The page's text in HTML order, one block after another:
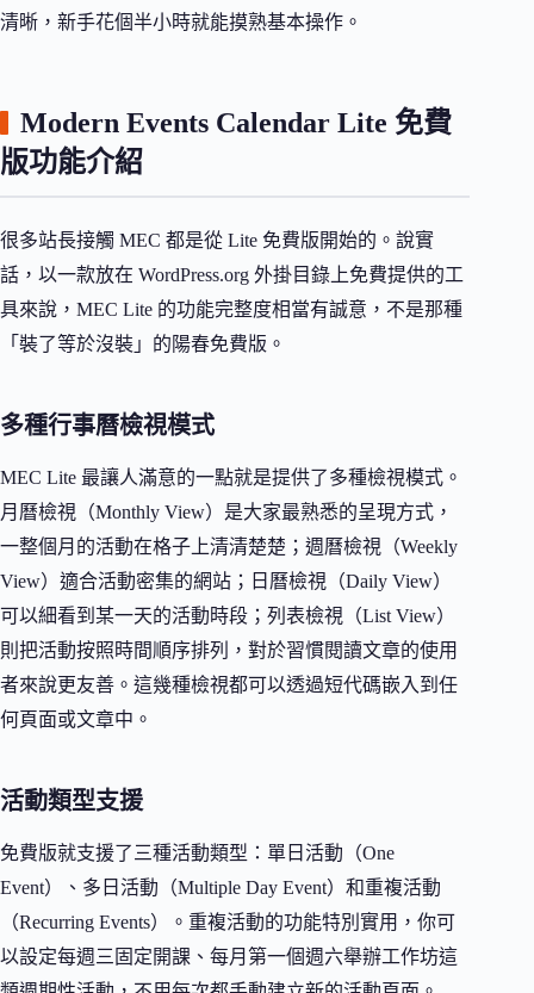
清晰，新手花個半小時就能摸熟基本操作。
Modern Events Calendar Lite 免費
版功能介紹
很多站長接觸 MEC 都是從 Lite 免費版開始的。說實
話，以一款放在 WordPress.org 外掛目錄上免費提供的工
具來說，MEC Lite 的功能完整度相當有誠意，不是那種
「裝了等於沒裝」的陽春免費版。
多種行事曆檢視模式
MEC Lite 最讓人滿意的一點就是提供了多種檢視模式。
月曆檢視（Monthly View）是大家最熟悉的呈現方式，
一整個月的活動在格子上清清楚楚；週曆檢視（Weekly
View）適合活動密集的網站；日曆檢視（Daily View）
可以細看到某一天的活動時段；列表檢視（List View）
則把活動按照時間順序排列，對於習慣閱讀文章的使用
者來說更友善。這幾種檢視都可以透過短代碼嵌入到任
何頁面或文章中。
活動類型支援
免費版就支援了三種活動類型：單日活動（One
Event）、多日活動（Multiple Day Event）和重複活動
（Recurring Events）。重複活動的功能特別實用，你可
以設定每週三固定開課、每月第一個週六舉辦工作坊這